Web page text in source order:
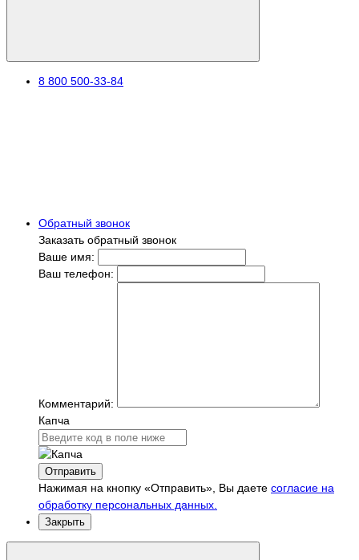
8 800 500-33-84
Обратный звонок
Заказать обратный звонок
Ваше имя:
Ваш телефон:
Комментарий:
Капча
Отправить
Нажимая на кнопку «Отправить», Вы даете согласие на
обработку персональных данных.
Закрыть